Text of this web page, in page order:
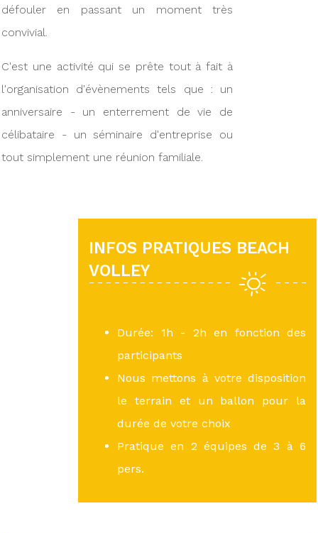
défouler en passant un moment très
convivial.
C'est une activité qui se prête tout à fait à
l'organisation d'évènements tels que : un
anniversaire - un enterrement de vie de
célibataire - un séminaire d'entreprise ou
tout simplement une réunion familiale.
INFOS PRATIQUES BEACH
VOLLEY
Durée: 1h - 2h en fonction des
participants
Nous mettons à votre disposition
le terrain et un ballon pour la
durée de votre choix
Pratique en 2 équipes de 3 à 6
pers.